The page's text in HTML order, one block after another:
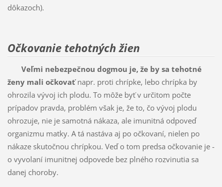
dôkazoch).
Očkovanie tehotných žien
Veľmi nebezpečnou dogmou je, že by sa tehotné
ženy mali očkovaťnapr. proti chrípke, lebo chrípka by
ohrozila vývoj ich plodu. To môže byť v určitom počte
prípadov pravda, problém však je, že to, čo vývoj plodu
ohrozuje, nie je samotná nákaza, ale imunitná odpoveď
organizmu matky. A tá nastáva aj po očkovaní, nielen po
nákaze skutočnou chrípkou. Veď o tom predsa očkovanie je -
o vyvolaní imunitnej odpovede bez plného rozvinutia sa
danej choroby.